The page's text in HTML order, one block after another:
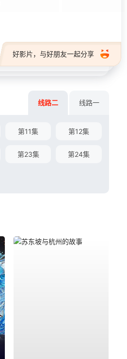
好影片，与好朋友一起分享
线路二 线路一
第11集 第12集
第23集 第24集